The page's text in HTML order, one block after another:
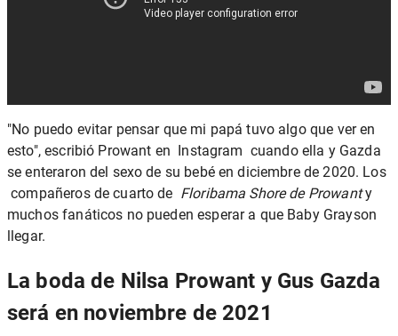
"No puedo evitar pensar que mi papá tuvo algo que ver en
esto", escribió Prowant en Instagram cuando ella y Gazda
se enteraron del sexo de su bebé en diciembre de 2020. Los
compañeros de cuarto de Floribama Shore de Prowanty
muchos fanáticos no pueden esperar a que Baby Grayson
llegar.
La boda de Nilsa Prowant y Gus Gazda
será en noviembre de 2021